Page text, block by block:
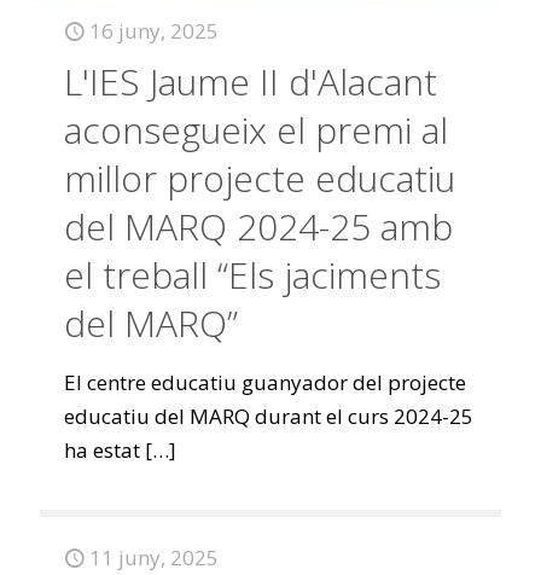
16 juny, 2025
L'IES Jaume II d'Alacant
aconsegueix el premi al
millor projecte educatiu
del MARQ 2024-25 amb
el treball “Els jaciments
del MARQ”
El centre educatiu guanyador del projecte
educatiu del MARQ durant el curs 2024-25
ha estat […]
11 juny, 2025